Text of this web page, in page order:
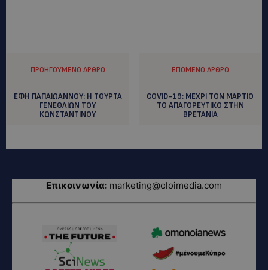
ΠΡΟΗΓΟΎΜΕΝΟ ΆΡΘΡΟ
ΕΦΗ ΠΑΠΑΙΩΑΝΝΟΥ: H TOYΡΤΑ
ΓΕΝΕΘΛΙΩΝ ΤΟΥ
ΚΩΝΣΤΑΝΤΙΝΟΥ
ΕΠΌΜΕΝΟ ΆΡΘΡΟ
COVID-19: MEΧΡΙ ΤΟΝ ΜΑΡΤΙΟ
ΤΟ ΑΠΑΓΟΡΕΥΤΙΚΟ ΣΤΗΝ
ΒΡΕΤΑΝΙΑ
Επικοινωνία: marketing@oloimedia.com